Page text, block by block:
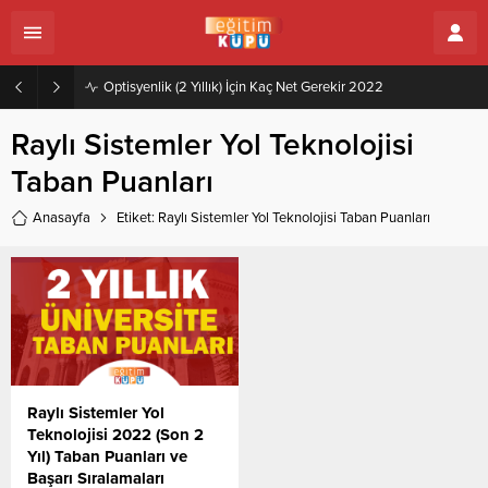
Optisyenlik (2 Yıllık) İçin Kaç Net Gerekir 2022
Raylı Sistemler Yol Teknolojisi
Taban Puanları
Anasayfa Etiket: Raylı Sistemler Yol Teknolojisi Taban Puanları
Raylı Sistemler Yol
Teknolojisi 2022 (Son 2
Yıl) Taban Puanları ve
Başarı Sıralamaları